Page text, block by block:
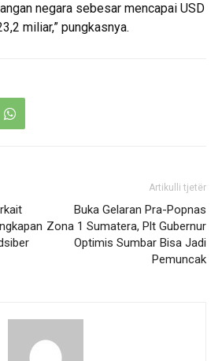
negara sebesar mencapai USD
miliar,” pungkasnya.
Artikulli tjetër
Buka Gelaran Pra-Popnas
Zona 1 Sumatera, Plt Gubernur
Optimis Sumbar Bisa Jadi
Pemuncak